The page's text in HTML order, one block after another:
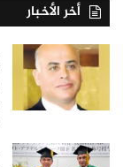
أخر الأخبار